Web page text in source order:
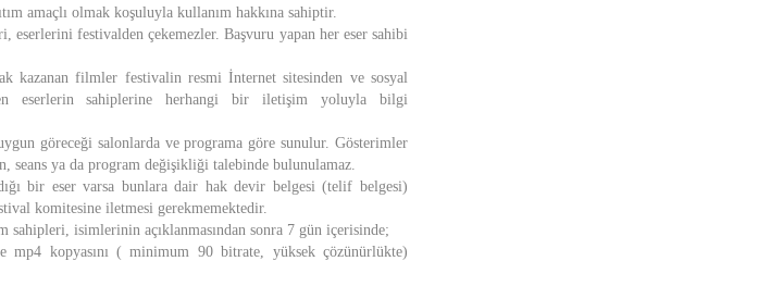
amaçlı olmak koşuluyla kullanım hakkına sahiptir.
eserlerini festivalden çekemezler. Başvuru yapan her eser sahibi
kazanan filmler festivalin resmi İnternet sitesinden ve sosyal
eserlerin sahiplerine herhangi bir iletişim yoluyla bilgi
göreceği salonlarda ve programa göre sunulur. Gösterimler
seans ya da program değişikliği talebinde bulunulamaz.
bir eser varsa bunlara dair hak devir belgesi (telif belgesi)
komitesine iletmesi gerekmemektedir.
sahipleri, isimlerinin açıklanmasından sonra 7 gün içerisinde;
kopyasını ( minimum 90 bitrate, yüksek çözünürlükte)